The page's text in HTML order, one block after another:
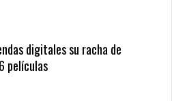
digitales su racha de
películas